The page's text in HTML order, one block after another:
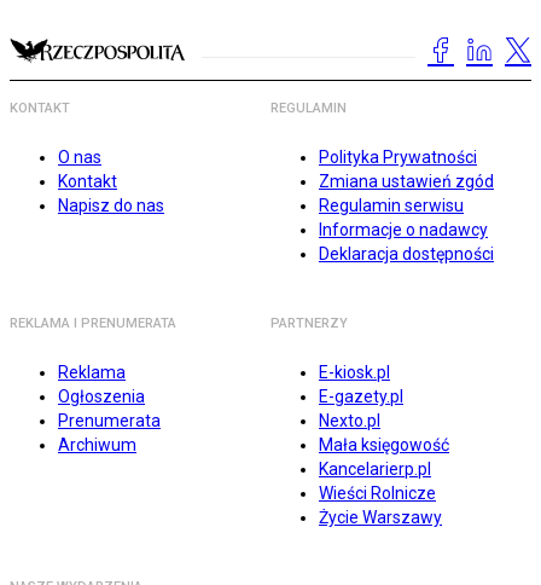
KONTAKT
O nas
Kontakt
Napisz do nas
REGULAMIN
Polityka Prywatności
Zmiana ustawień zgód
Regulamin serwisu
Informacje o nadawcy
Deklaracja dostępności
REKLAMA I PRENUMERATA
Reklama
Ogłoszenia
Prenumerata
Archiwum
PARTNERZY
E-kiosk.pl
E-gazety.pl
Nexto.pl
Mała księgowość
Kancelarierp.pl
Wieści Rolnicze
Życie Warszawy